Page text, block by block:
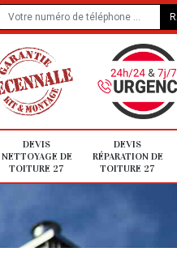
DEVIS
NETTOYAGE DE
TOITURE 27
DEVIS
RÉPARATION DE
TOITURE 27